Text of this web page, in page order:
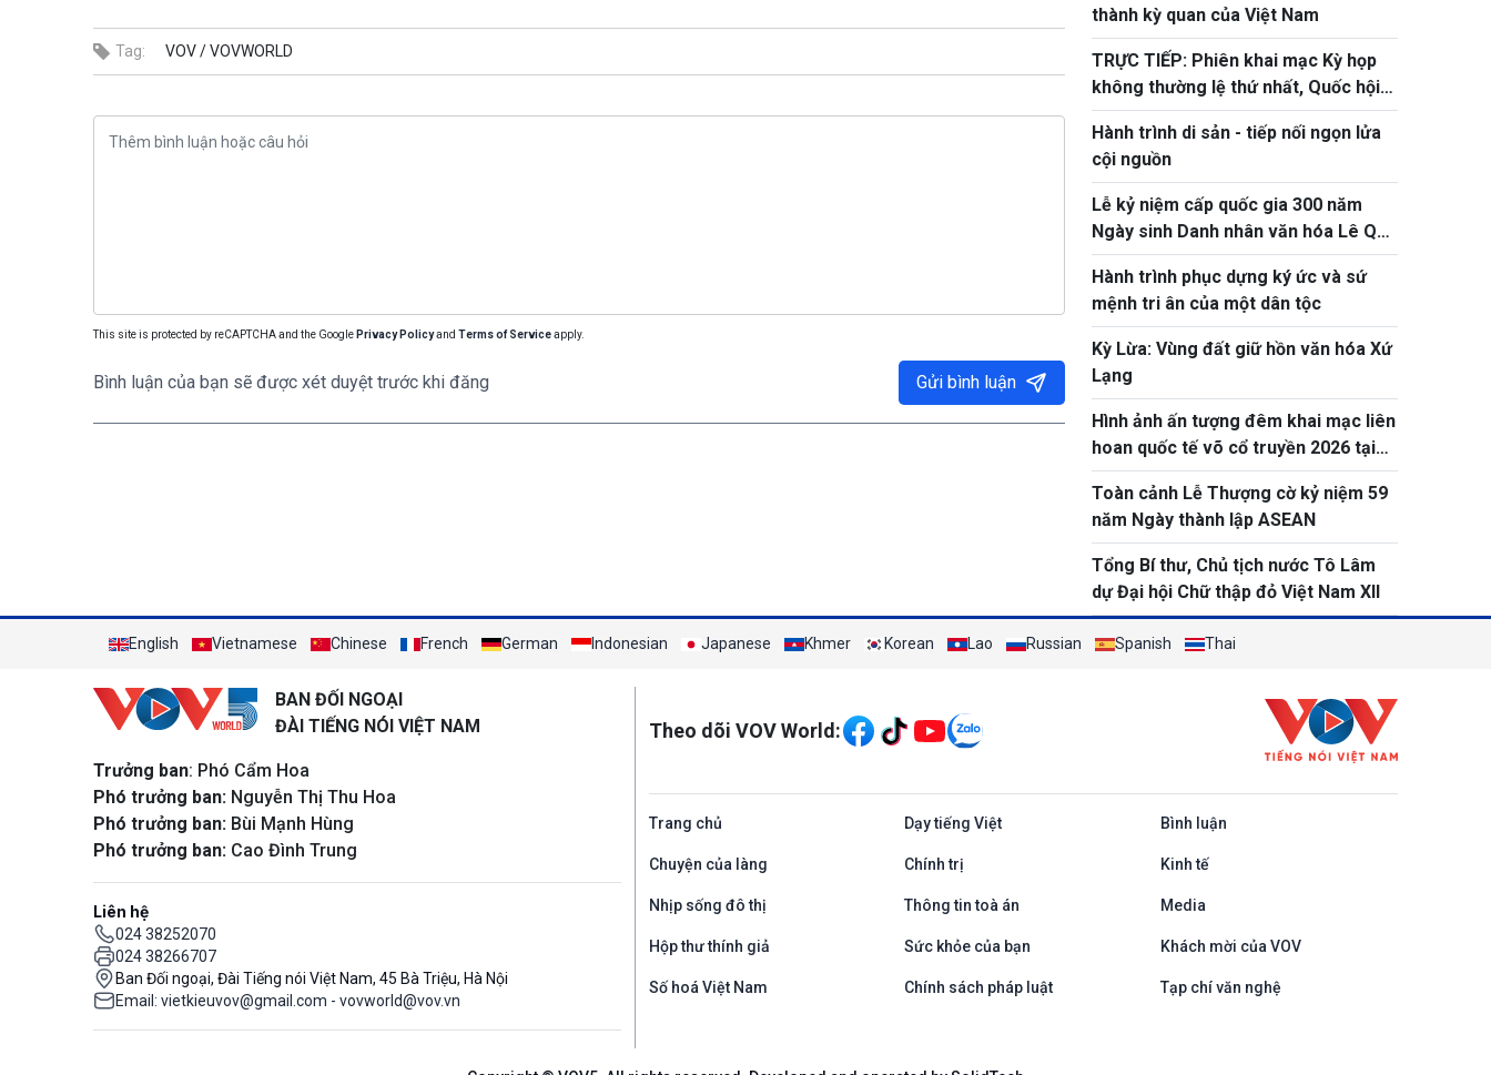
Tag: VOV /VOVWORLD
This site is protected by reCAPTCHA and the Google Privacy Policyand Terms of Serviceapply.
Bình luận của bạn sẽ được xét duyệt trước khi đăng Gửi bình luận
thành kỳ quan của Việt Nam
TRỰC TIẾP: Phiên khai mạc Kỳ họp
không thường lệ thứ nhất, Quốc hội
khóa XVI
Hành trình di sản - tiếp nối ngọn lửa
cội nguồn
Lễ kỷ niệm cấp quốc gia 300 năm
Ngày sinh Danh nhân văn hóa Lê Quý
Đôn
Hành trình phục dựng ký ức và sứ
mệnh tri ân của một dân tộc
Kỳ Lừa: Vùng đất giữ hồn văn hóa Xứ
Lạng
Hình ảnh ấn tượng đêm khai mạc liên
hoan quốc tế võ cổ truyền 2026 tại
Gia Lai
Toàn cảnh Lễ Thượng cờ kỷ niệm 59
năm Ngày thành lập ASEAN
Tổng Bí thư, Chủ tịch nước Tô Lâm
dự Đại hội Chữ thập đỏ Việt Nam XII
English Vietnamese Chinese French German Indonesian Japanese Khmer Korean Lao Russian Spanish Thai
BAN ĐỐI NGOẠI
ĐÀI TIẾNG NÓI VIỆT NAM
Trưởng ban: Phó Cẩm Hoa
Phó trưởng ban: Nguyễn Thị Thu Hoa
Phó trưởng ban: Bùi Mạnh Hùng
Phó trưởng ban: Cao Đình Trung
Liên hệ
024 38252070
024 38266707
Ban Đối ngoại, Đài Tiếng nói Việt Nam, 45 Bà Triệu, Hà Nội
Email: vietkieuvov@gmail.com - vovworld@vov.vn
Theo dõi VOV World:
Trang chủ Dạy tiếng Việt Bình luận
Chuyện của làng Chính trị Kinh tế
Nhịp sống đô thị Thông tin toà án Media
Hộp thư thính giả Sức khỏe của bạn Khách mời của VOV
Số hoá Việt Nam Chính sách pháp luật Tạp chí văn nghệ